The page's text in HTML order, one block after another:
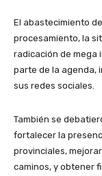
El abastecimiento
procesamiento, la
radicación de mega
parte de la agenda,
sus redes sociales.
También se
fortalecer la
provinciales,
caminos, y obtener